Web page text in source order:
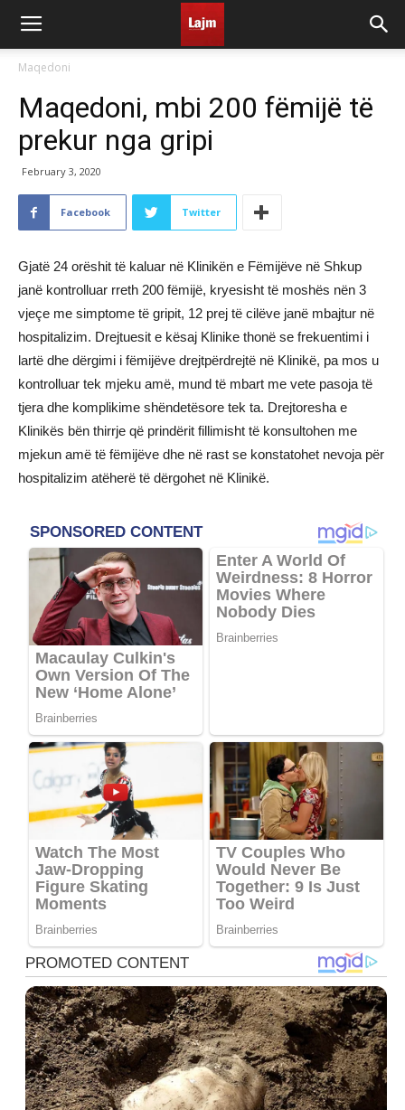
Maqedoni
Maqedoni, mbi 200 fëmijë të
prekur nga gripi
February 3, 2020
Facebook Twitter
Gjatë 24 orëshit të kaluar në Klinikën e Fëmijëve në Shkup
janë kontrolluar rreth 200 fëmijë, kryesisht të moshës nën 3
vjeçe me simptome të gripit, 12 prej të cilëve janë mbajtur në
hospitalizim. Drejtuesit e kësaj Klinike thonë se frekuentimi i
lartë dhe dërgimi i fëmijëve drejtpërdrejtë në Klinikë, pa mos u
kontrolluar tek mjeku amë, mund të mbart me vete pasoja të
tjera dhe komplikime shëndetësore tek ta. Drejtoresha e
Klinikës bën thirrje që prindërit fillimisht të konsultohen me
mjekun amë të fëmijëve dhe në rast se konstatohet nevoja për
hospitalizim atëherë të dërgohet në Klinikë.